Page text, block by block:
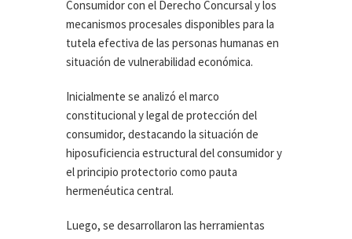
Consumidor con el Derecho Concursal y los
mecanismos procesales disponibles para la
tutela efectiva de las personas humanas en
situación de vulnerabilidad económica.
Inicialmente se analizó el marco
constitucional y legal de protección del
consumidor, destacando la situación de
hiposuficiencia estructural del consumidor y
el principio protectorio como pauta
hermenéutica central.
Luego, se desarrollaron las herramientas